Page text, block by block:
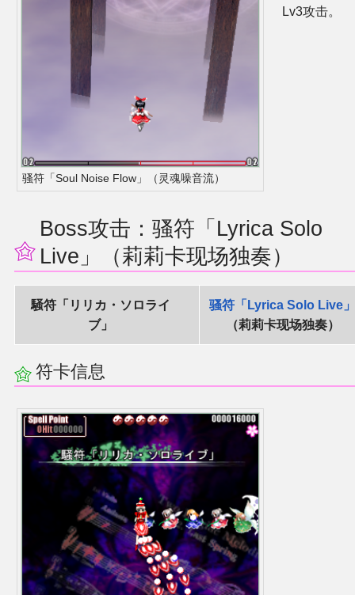
骚符「Soul Noise Flow」（灵魂噪音流）
Lv3攻击。
Boss攻击：骚符「Lyrica Solo
Live」（莉莉卡现场独奏）
騒符「リリカ・ソロライ
ブ」
骚符「Lyrica Solo Live」
（莉莉卡现场独奏）
符卡信息